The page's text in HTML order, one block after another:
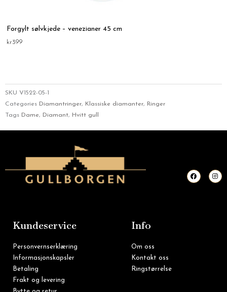
Forgylt sølvkjede – venezianer 45 cm
kr399
SKU V1522-05-1
Categories Diamantringer, Klassiske diamanter, Ringer
Tags Dame, Diamant, Hvitt gull
F
a
c
I
n
s
Kundeservice
Personvernserklæring
Informasjonskapsler
Betaling
Frakt og levering
Info
Om oss
Kontakt oss
Ringstørrelse